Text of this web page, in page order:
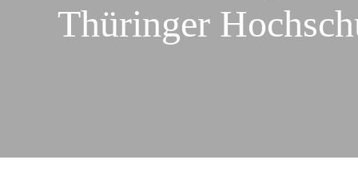
Thüringer